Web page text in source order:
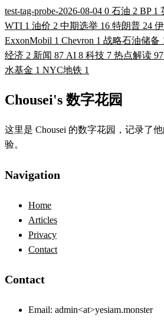
test-tag-probe-2026-08-04 0 石油 2 BP 1
WTI 1 油价 2 中期选举 16 特朗普 24
ExxonMobil 1 Chevron 1 战略石油储备
经济 2 新闻 87 AI 8 科技 7 热点解读 97
水基金 1 NYC地铁 1
Chousei's 数字花园
这里是 Chousei 的数字花园，记录了
验。
Navigation
Home
Articles
Privacy
Contact
Contact
Email: admin<at>yesiam.monster